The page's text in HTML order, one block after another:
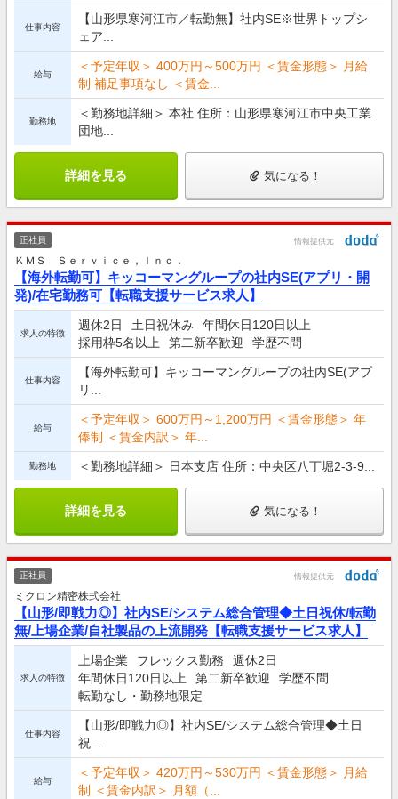
仕事内容
【山形県寒河江市／転勤無】社内SE※世界トップシ
ェア...
給与
＜予定年収＞ 400万円～500万円 ＜賃金形態＞ 月給
制 補足事項なし ＜賃金...
勤務地
＜勤務地詳細＞ 本社 住所：山形県寒河江市中央工業
団地...
詳細を見る 気になる！
正社員 情報提供元
ＫＭＳ Ｓｅｒｖｉｃｅ，Ｉｎｃ．
【海外転勤可】キッコーマングループの社内SE(アプリ・開
発)/在宅勤務可【転職支援サービス求人】
求人の特徴
週休2日 土日祝休み
年間休日120日以上
採用枠5名以上
第二新卒歓迎 学歴不問
仕事内容
【海外転勤可】キッコーマングループの社内SE(アプ
リ...
給与
＜予定年収＞ 600万円～1,200万円 ＜賃金形態＞ 年
俸制 ＜賃金内訳＞ 年...
勤務地 ＜勤務地詳細＞ 日本支店 住所：中央区八丁堀2-3-9...
詳細を見る 気になる！
正社員 情報提供元
ミクロン精密株式会社
【山形/即戦力◎】社内SE/システム総合管理◆土日祝休/転勤
無/上場企業/自社製品の上流開発【転職支援サービス求人】
求人の特徴
上場企業 フレックス勤務
週休2日
年間休日120日以上
第二新卒歓迎
学歴不問
転勤なし・勤務地限定
仕事内容
【山形/即戦力◎】社内SE/システム総合管理◆土日
祝...
給与
＜予定年収＞ 420万円～530万円 ＜賃金形態＞ 月給
制 ＜賃金内訳＞ 月額（...